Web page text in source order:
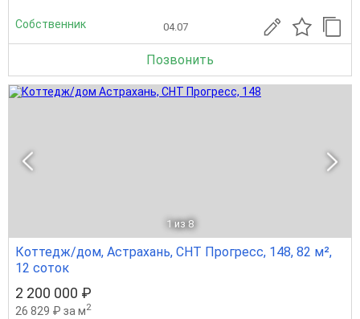
Собственник 04.07
Позвонить
1 из 8
Коттедж/дом, Астрахань, СНТ Прогресс, 148, 82 м²,
12 соток
2 200 000 ₽
26 829 ₽ за м2